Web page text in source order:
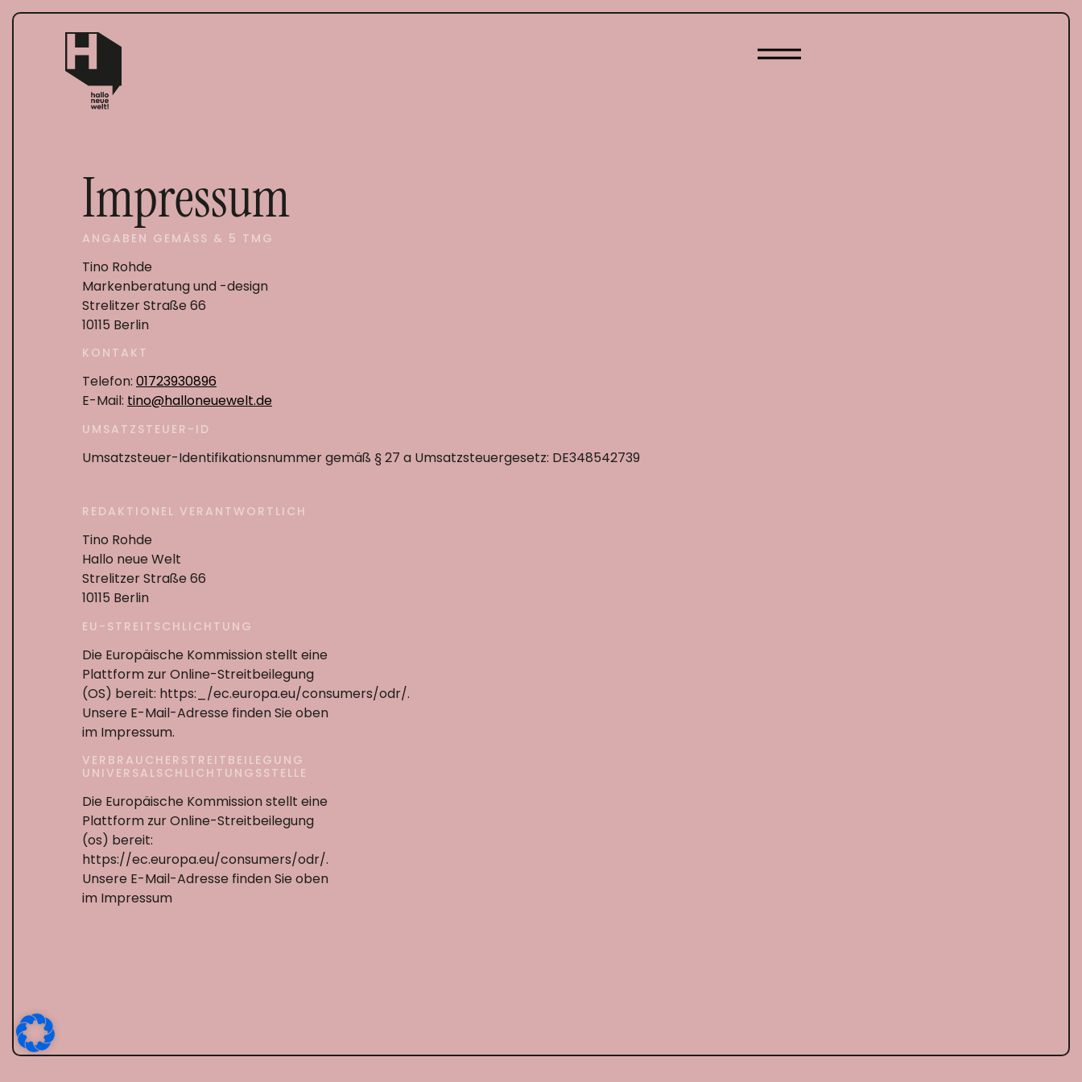
Impressum
ANGABEN GEMÄSS & 5 TMG
Tino Rohde
Markenberatung und -design
Strelitzer Straße 66
10115 Berlin
KONTAKT
Telefon: 01723930896
E-Mail: tino@halloneuewelt.de
UMSATZSTEUER-ID
Umsatzsteuer-Identifikationsnummer gemäß § 27 a Umsatzsteuergesetz: DE348542739
REDAKTIONEL VERANTWORTLICH
Tino Rohde
Hallo neue Welt
Strelitzer Straße 66
10115 Berlin
EU-STREITSCHLICHTUNG
Die Europäische Kommission stellt eine
Plattform zur Online-Streitbeilegung
(OS) bereit: https:_/ec.europa.eu/consumers/odr/.
Unsere E-Mail-Adresse finden Sie oben
im Impressum.
VERBRAUCHERSTREITBEILEGUNG
UNIVERSALSCHLICHTUNGSSTELLE
Die Europäische Kommission stellt eine
Plattform zur Online-Streitbeilegung
(os) bereit:
https://ec.europa.eu/consumers/odr/.
Unsere E-Mail-Adresse finden Sie oben
im Impressum